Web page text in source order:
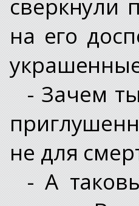
на его
- Зачем
не для
- А